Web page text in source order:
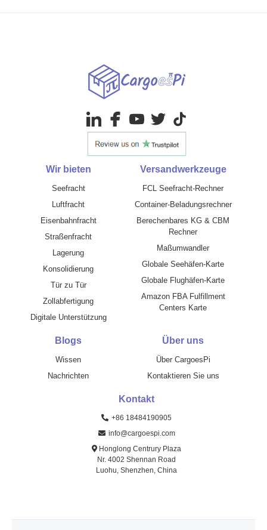
Wir bieten
Seefracht
Luftfracht
Eisenbahnfracht
Straßenfracht
Lagerung
Konsolidierung
Tür zu Tür
Zollabfertigung
Digitale Unterstützung
Versandwerkzeuge
FCL Seefracht-Rechner
Container-Beladungsrechner
Berechenbares KG & CBM
Rechner
Maßumwandler
Globale Seehäfen-Karte
Globale Flughäfen-Karte
Amazon FBA Fulfillment
Centers Karte
Blogs
Wissen
Nachrichten
Über uns
Über CargoesPi
Kontaktieren Sie uns
Kontakt
+86 18484190905
info@cargoespi.com
Honglong Centrury Plaza
Nr. 4002 Shennan Road
Luohu, Shenzhen, China